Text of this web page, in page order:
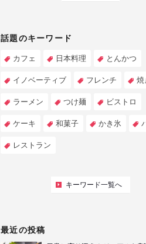
話題のキーワード
カフェ 日本料理 とんかつ
イノベーティブ フレンチ 焼
ラーメン つけ麺 ビストロ
ケーキ 和菓子 かき氷
レストラン
キーワード一覧へ
最近の投稿